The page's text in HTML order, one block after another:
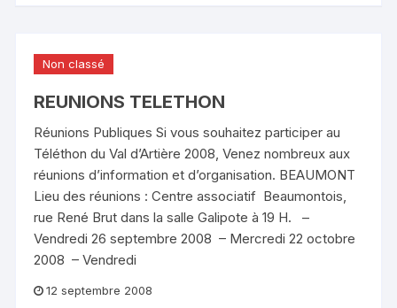
Non classé
REUNIONS TELETHON
Réunions Publiques Si vous souhaitez participer au
Téléthon du Val d’Artière 2008, Venez nombreux aux
réunions d’information et d’organisation. BEAUMONT
Lieu des réunions : Centre associatif Beaumontois,
rue René Brut dans la salle Galipote à 19 H. –
Vendredi 26 septembre 2008 – Mercredi 22 octobre
2008 – Vendredi
12 septembre 2008